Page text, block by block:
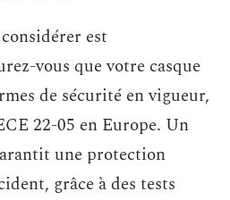
est
vous que votre casque
de sécurité en vigueur,
22-05 en Europe. Un
une protection
grâce à des tests